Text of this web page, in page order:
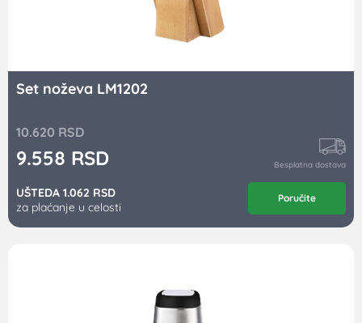
Set noževa LM1202
10.620 RSD
9.558 RSD Besplatna dostava
UŠTEDA 1.062 RSD
za plaćanje u celosti
Poručite